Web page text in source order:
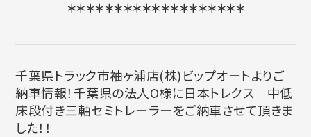
＊＊＊＊＊＊＊＊＊＊＊＊＊＊＊＊＊＊＊
千葉県トラック市袖ヶ浦店(株)ビップオートよりご
納車情報！千葉県の法人O様に日本トレクス 中低
床段付き三軸セミトレーラーをご納車させて頂きま
した！！